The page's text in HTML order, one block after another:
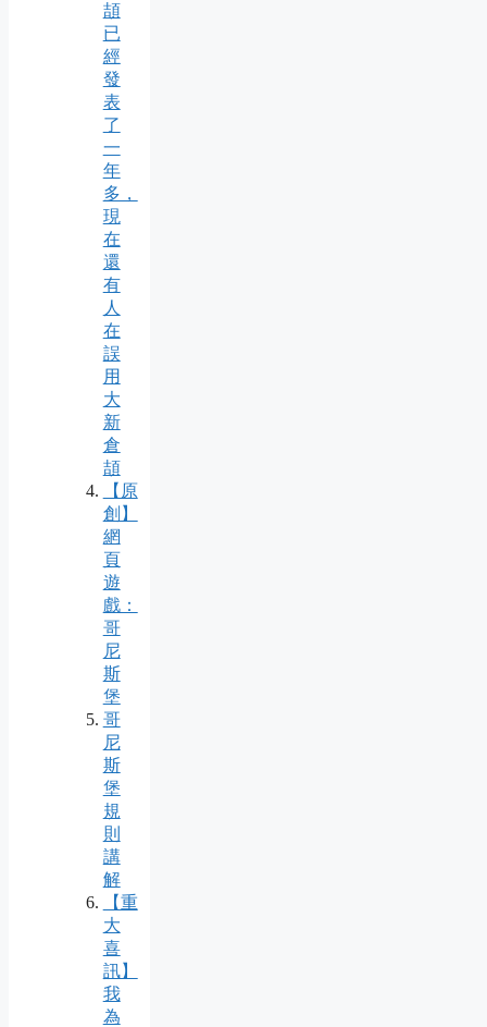
頡
已
經
發
表
了
一
年
多，
現
在
還
有
人
在
誤
用
大
新
倉
頡
【原
創】
網
頁
遊
戲：
哥
尼
斯
堡
哥
尼
斯
堡
規
則
講
解
【重
大
喜
訊】
我
為